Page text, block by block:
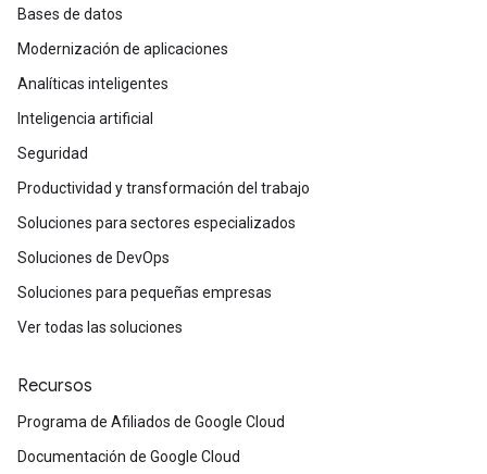
Bases de datos
Modernización de aplicaciones
Analíticas inteligentes
Inteligencia artificial
Seguridad
Productividad y transformación del trabajo
Soluciones para sectores especializados
Soluciones de DevOps
Soluciones para pequeñas empresas
Ver todas las soluciones
Recursos
Programa de Afiliados de Google Cloud
Documentación de Google Cloud